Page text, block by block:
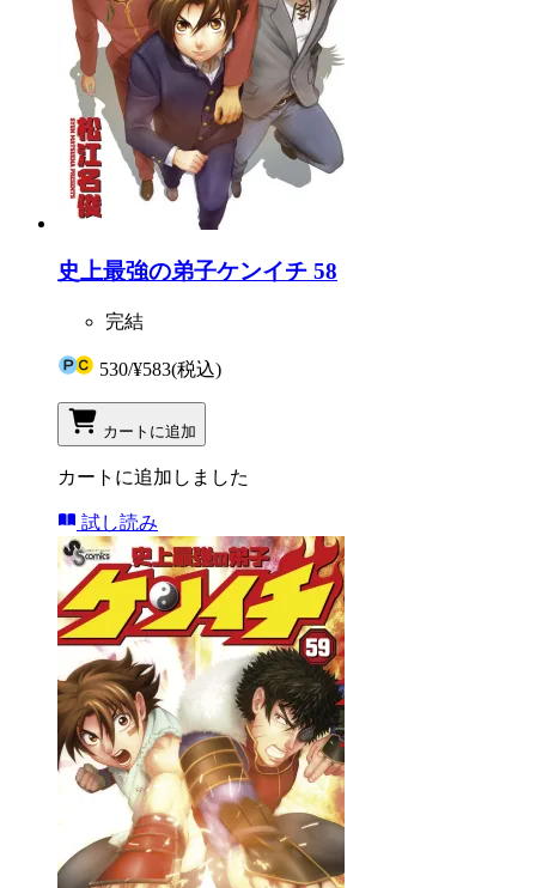
史上最強の弟子ケンイチ 58
完結
530/¥583(税込)
カートに追加
カートに追加しました
試し読み